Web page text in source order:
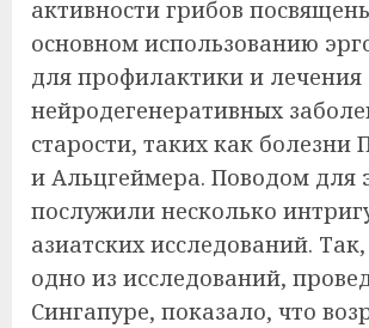
активности грибов
основном использованию
для профилактики и лечения
нейродегенеративных
старости, таких как болезни
и Альцгеймера. Поводом для
послужили несколько
азиатских исследований.
одно из исследований,
Сингапуре, показало, что